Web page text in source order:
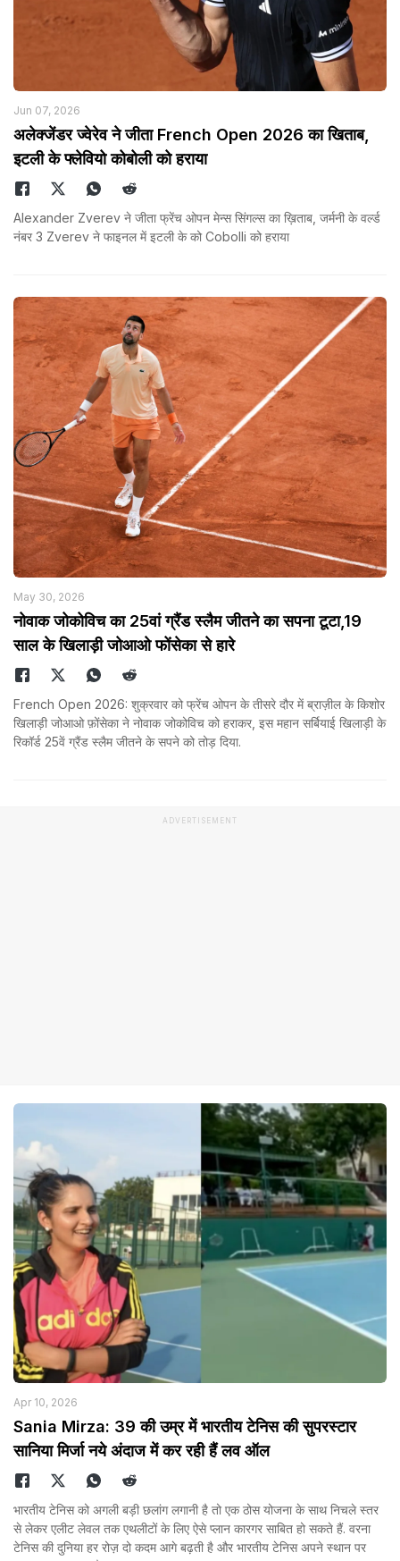
Jun 07, 2026
अलेक्जेंडर ज्वेरेव ने जीता French Open 2026 का खिताब,
इटली के फ्लेवियो कोबोली को हराया
Alexander Zverev ने जीता फ्रेंच ओपन मेन्स सिंगल्स का ख़िताब, जर्मनी के वर्ल्ड
नंबर 3 Zverev ने फाइनल में इटली के को Cobolli को हराया
May 30, 2026
नोवाक जोकोविच का 25वां ग्रैंड स्लैम जीतने का सपना टूटा,19
साल के खिलाड़ी जोआओ फोंसेका से हारे
French Open 2026: शुक्रवार को फ्रेंच ओपन के तीसरे दौर में ब्राज़ील के किशोर
खिलाड़ी जोआओ फ़ोंसेका ने नोवाक जोकोविच को हराकर, इस महान सर्बियाई खिलाड़ी के
रिकॉर्ड 25वें ग्रैंड स्लैम जीतने के सपने को तोड़ दिया.
ADVERTISEMENT
Apr 10, 2026
Sania Mirza: 39 की उम्र में भारतीय टेनिस की सुपरस्टार
सानिया मिर्जा नये अंदाज में कर रही हैं लव ऑल
भारतीय टेनिस को अगली बड़ी छलांग लगानी है तो एक ठोस योजना के साथ निचले स्तर
से लेकर एलीट लेवल तक एथलीटों के लिए ऐसे प्लान कारगर साबित हो सकते हैं. वरना
टेनिस की दुनिया हर रोज़ दो कदम आगे बढ़ती है और भारतीय टेनिस अपने स्थान पर